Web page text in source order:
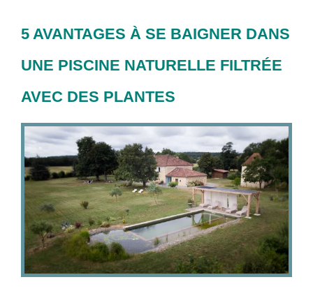
5 AVANTAGES À SE BAIGNER DANS
UNE PISCINE NATURELLE FILTRÉE
AVEC DES PLANTES